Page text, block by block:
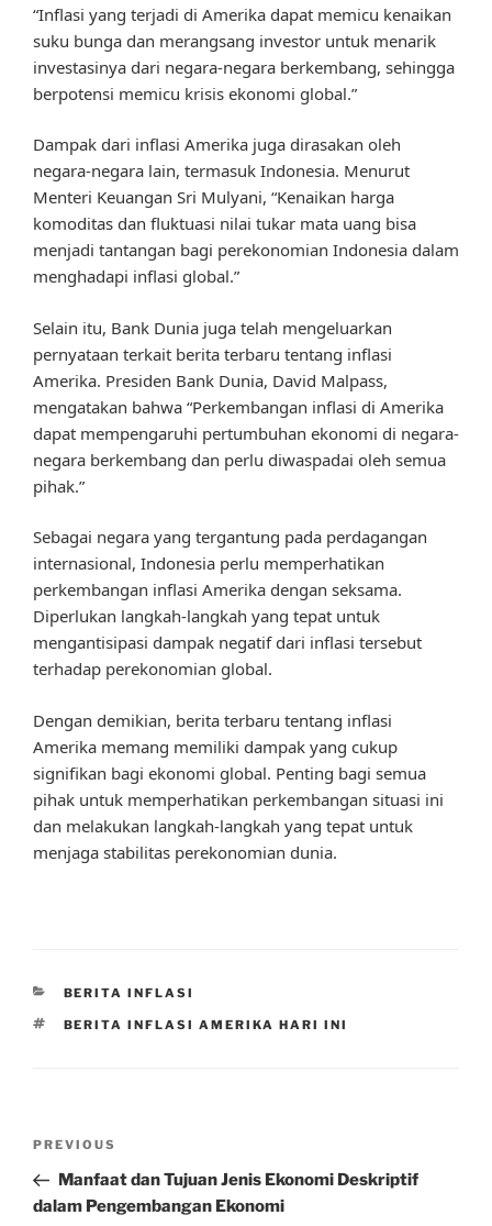
“Inflasi yang terjadi di Amerika dapat memicu kenaikan
suku bunga dan merangsang investor untuk menarik
investasinya dari negara-negara berkembang, sehingga
berpotensi memicu krisis ekonomi global.”
Dampak dari inflasi Amerika juga dirasakan oleh
negara-negara lain, termasuk Indonesia. Menurut
Menteri Keuangan Sri Mulyani, “Kenaikan harga
komoditas dan fluktuasi nilai tukar mata uang bisa
menjadi tantangan bagi perekonomian Indonesia dalam
menghadapi inflasi global.”
Selain itu, Bank Dunia juga telah mengeluarkan
pernyataan terkait berita terbaru tentang inflasi
Amerika. Presiden Bank Dunia, David Malpass,
mengatakan bahwa “Perkembangan inflasi di Amerika
dapat mempengaruhi pertumbuhan ekonomi di negara-
negara berkembang dan perlu diwaspadai oleh semua
pihak.”
Sebagai negara yang tergantung pada perdagangan
internasional, Indonesia perlu memperhatikan
perkembangan inflasi Amerika dengan seksama.
Diperlukan langkah-langkah yang tepat untuk
mengantisipasi dampak negatif dari inflasi tersebut
terhadap perekonomian global.
Dengan demikian, berita terbaru tentang inflasi
Amerika memang memiliki dampak yang cukup
signifikan bagi ekonomi global. Penting bagi semua
pihak untuk memperhatikan perkembangan situasi ini
dan melakukan langkah-langkah yang tepat untuk
menjaga stabilitas perekonomian dunia.
CATEGORIES
BERITA INFLASI
TAGS
BERITA INFLASI AMERIKA HARI INI
Previous
Post
PREVIOUS
Manfaat dan Tujuan Jenis Ekonomi Deskriptif
dalam Pengembangan Ekonomi